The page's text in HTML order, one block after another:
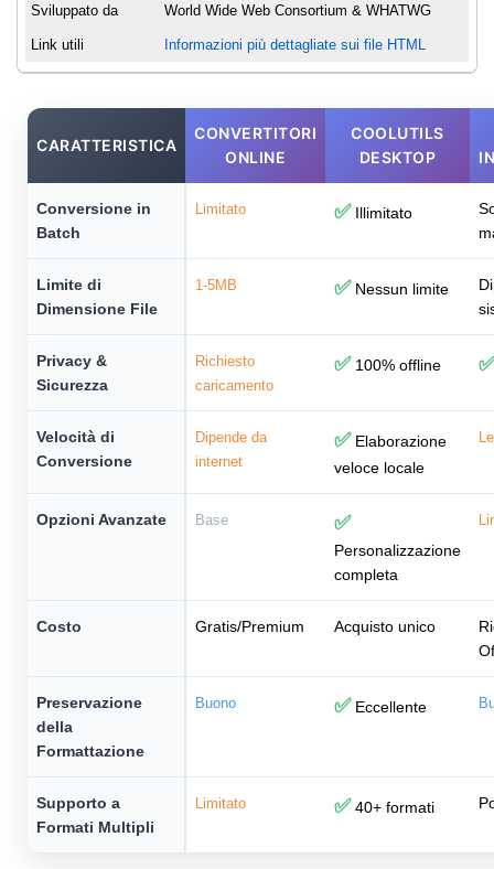
Sviluppato da World Wide Web Consortium & WHATWG
Link utili Informazioni più dettagliate sui file HTML
CARATTERISTICA
CONVERTITORI
ONLINE
COOLUTILS
DESKTOP
Conversione in
Batch
Limitato ✅Illimitato
Limite di
Dimensione File
1-5MB ✅Nessun limite
Privacy &
Sicurezza
Richiesto
caricamento
✅100% offline ✅
Velocità di
Conversione
Dipende da
internet
✅Elaborazione
veloce locale
Opzioni Avanzate Base ✅
Personalizzazione
completa
Costo Gratis/Premium Acquisto unico
Preservazione
della
Formattazione
Buono ✅Eccellente
Supporto a
Formati Multipli
Limitato ✅40+ formati